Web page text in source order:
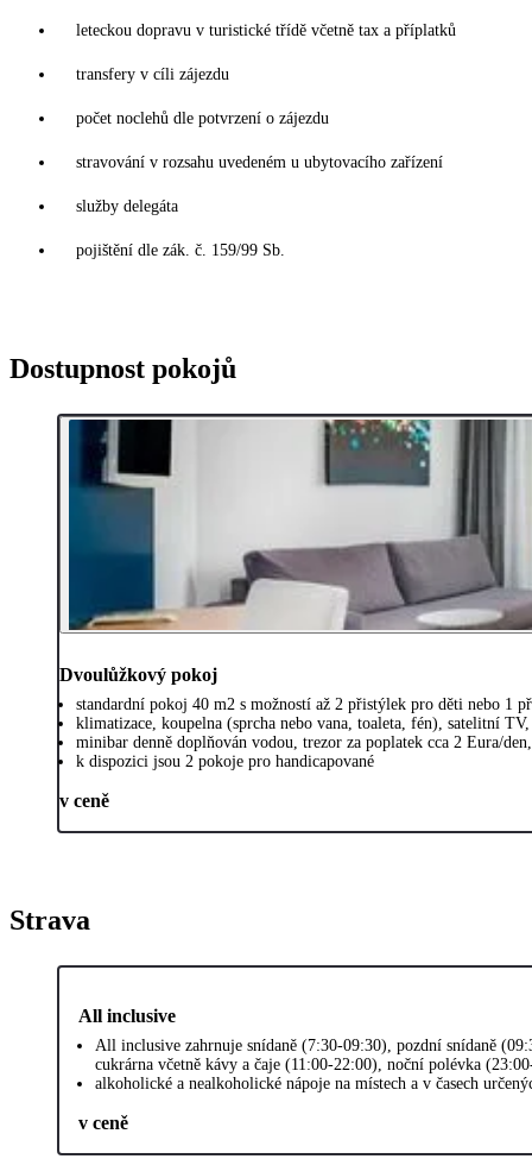
leteckou dopravu v turistické třídě včetně tax a příplatků
transfery v cíli zájezdu
počet noclehů dle potvrzení o zájezdu
stravování v rozsahu uvedeném u ubytovacího zařízení
služby delegáta
pojištění dle zák. č. 159/99 Sb.
Dostupnost pokojů
Dvoulůžkový pokoj
standardní pokoj 40 m2 s možností až 2 přistýlek pro děti nebo 1
klimatizace, koupelna (sprcha nebo vana, toaleta, fén), satelitní
minibar denně doplňován vodou, trezor za poplatek cca 2 Eura/
k dispozici jsou 2 pokoje pro handicapované
v ceně
Strava
All inclusive
All inclusive zahrnuje snídaně (7:30-09:30), pozdní snídaně
cukrárna včetně kávy a čaje (11:00-22:00), noční polévka
alkoholické a nealkoholické nápoje na místech a v časech
v ceně